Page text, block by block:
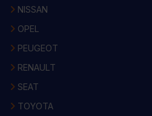
NISSAN
OPEL
PEUGEOT
RENAULT
SEAT
TOYOTA